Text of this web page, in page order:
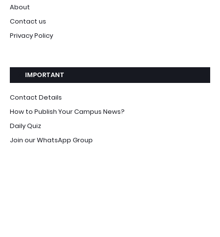
About
Contact us
Privacy Policy
IMPORTANT
Contact Details
How to Publish Your Campus News?
Daily Quiz
Join our WhatsApp Group